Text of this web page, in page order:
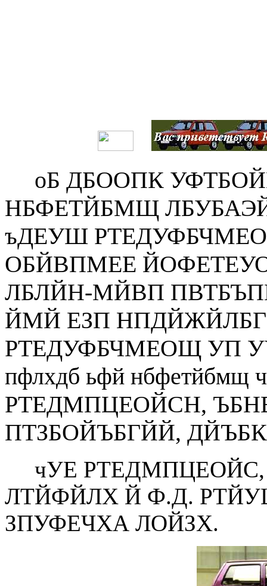
оБ ДБООПК
НБФЕТЙБМЩ
ъДЕУШ
ОБЙВПМЕЕ
ЛБЛЙН-МЙВП
ЙМЙ ЕЗП
РТЕДУФБЧМЕОЩ УП
пфлхдб ьфй
РТЕДМПЦЕОЙСН,
ПТЗБОЙЪБГЙЙ,
чУЕ
ЛТЙФЙЛХ Й Ф.Д.
ЗПУФЕЧХА ЛОЙЗХ.